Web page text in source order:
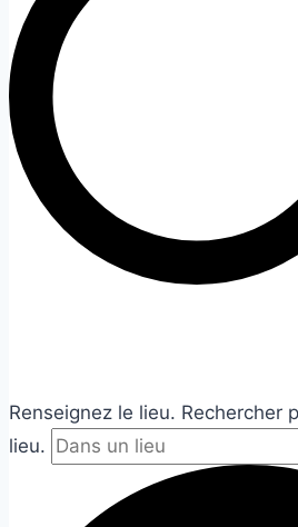
Renseignez le lieu. Rechercher
lieu.